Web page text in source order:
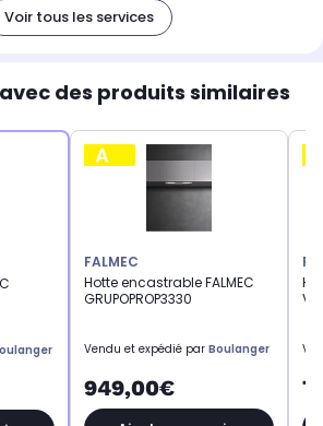
Voir tous les services
des produits similaires
FALMEC
Hotte encastrable FALMEC
GRUPOPROP3330
Vendu et expédié par Boulanger
949,00€